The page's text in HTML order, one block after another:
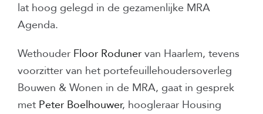
lat hoog gelegd in de gezamenlijke MRA
Agenda.
Wethouder Floor Roduner van Haarlem, tevens
voorzitter van het portefeuillehoudersoverleg
Bouwen & Wonen in de MRA, gaat in gesprek
met Peter Boelhouwer, hoogleraar Housing